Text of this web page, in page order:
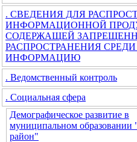
. СВЕДЕНИЯ ДЛЯ
ИНФОРМАЦИОННОЙ
СОДЕРЖАЩЕЙ
РАСПРОСТРАНЕНИЯ
ИНФОРМАЦИЮ
. Ведомственный контроль
. Социальная сфера
Демографическое развитие в
муниципальном образовании
район"